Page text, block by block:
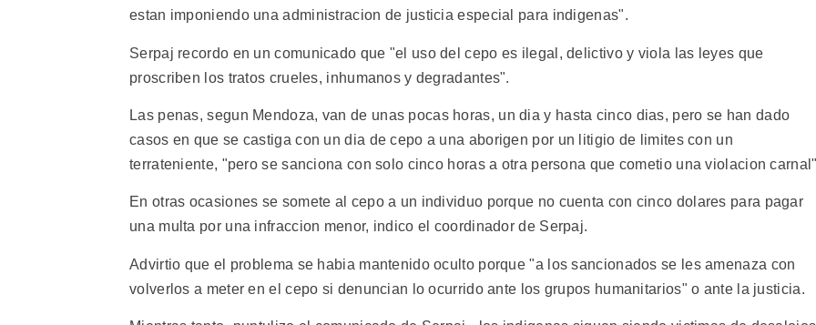
estan imponiendo una administracion de justicia especial para indigenas".
Serpaj recordo en un comunicado que "el uso del cepo es ilegal, delictivo y viola las leyes que
proscriben los tratos crueles, inhumanos y degradantes".
Las penas, segun Mendoza, van de unas pocas horas, un dia y hasta cinco dias, pero se han dado
casos en que se castiga con un dia de cepo a una aborigen por un litigio de limites con un
terrateniente, "pero se sanciona con solo cinco horas a otra persona que cometio una violacion
En otras ocasiones se somete al cepo a un individuo porque no cuenta con cinco dolares para pagar
una multa por una infraccion menor, indico el coordinador de Serpaj.
Advirtio que el problema se habia mantenido oculto porque "a los sancionados se les amenaza con
volverlos a meter en el cepo si denuncian lo ocurrido ante los grupos humanitarios" o ante la justicia.